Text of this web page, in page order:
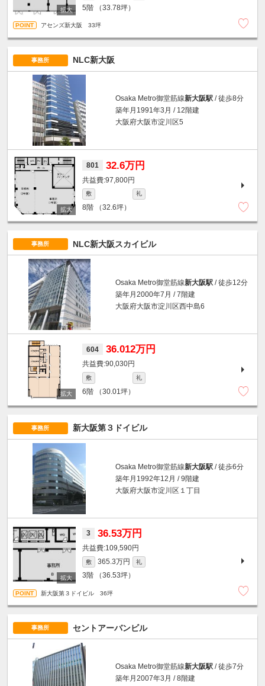
5階 （33.78坪）
アセンズ新大阪 33坪
事務所 NLC新大阪
Osaka Metro御堂筋線新大阪駅 / 徒歩8分
築年月1991年3月 / 12階建
大阪府大阪市淀川区5
801 32.6万円
97,800円
敷 礼
8階 （32.6坪）
事務所 NLC新大阪スカイビル
Osaka Metro御堂筋線新大阪駅 / 徒歩12分
築年月2000年7月 / 7階建
大阪府大阪市淀川区西中島6
604 36.012万円
90,030円
敷 礼
6階 （30.01坪）
事務所 新大阪第３ドイビル
Osaka Metro御堂筋線新大阪駅 / 徒歩6分
築年月1992年12月 / 9階建
大阪府大阪市淀川区１丁目
3 36.53万円
109,590円
敷 365.3万円 礼
3階 （36.53坪）
新大阪第３ドイビル 36坪
事務所 セントアーバンビル
Osaka Metro御堂筋線新大阪駅 / 徒歩7分
築年月2007年3月 / 8階建